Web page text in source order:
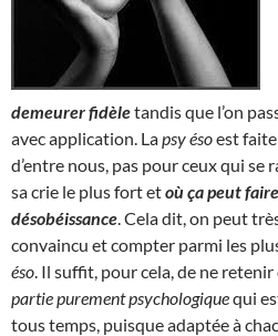
demeurer fidèletandis que l’on
avec application. Lapsy ésoest
d’entre nous, pas pour ceux qui
sa crie le plus fort etoù ça peut
désobéissance . Cela dit, on peut
convaincu et compter parmi les
éso . Il suffit, pour cela, de ne
partie purement psychologiquequi
tous temps, puisque adaptée à